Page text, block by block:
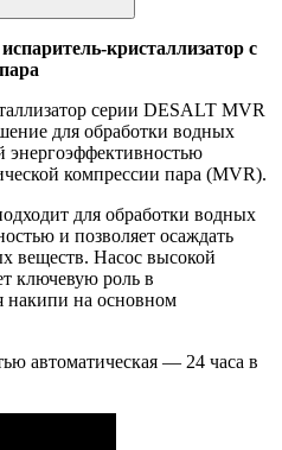
кристаллизатор с
серии DESALT MVR
для обработки водных
энергоэффективностью
компрессии пара (MVR).
для обработки водных
и позволяет осаждать
веществ. Насос высокой
ключевую роль в
накипи на основном
автоматическая — 24 часа в